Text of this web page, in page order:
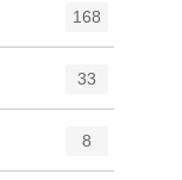
168
33
8